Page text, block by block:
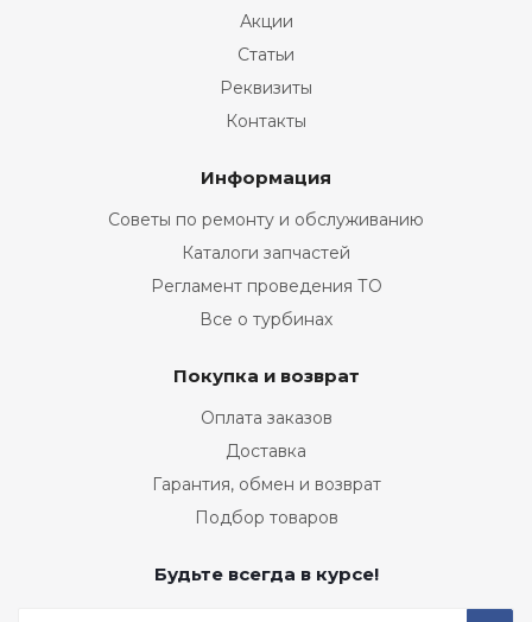
Акции
Статьи
Реквизиты
Контакты
Информация
Советы по ремонту и обслуживанию
Каталоги запчастей
Регламент проведения ТО
Все о турбинах
Покупка и возврат
Оплата заказов
Доставка
Гарантия, обмен и возврат
Подбор товаров
Будьте всегда в курсе!